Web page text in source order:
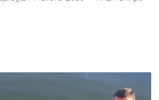
Δημοσιότητα